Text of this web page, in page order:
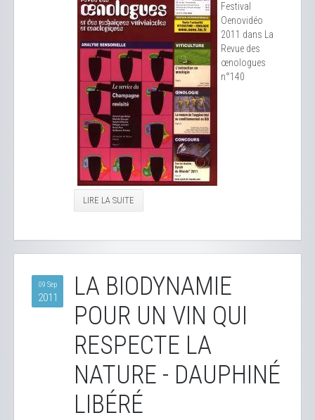
Festival
Oenovidéo
2011 dans La
Revue des
œnologues
n°140
LIRE LA SUITE
09 Sep
2011
LA BIODYNAMIE
POUR UN VIN QUI
RESPECTE LA
NATURE - DAUPHINÉ
LIBÉRÉ